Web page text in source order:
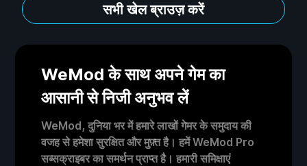
सभी खेल ब्राउज़ करें
WeMod के साथ अपने गेम का
आसानी से निजी अनुभव लें
WeMod, दुनिया भर में हमारे लाखों गेमर के समुदाय की
वजह से हमेशा सुरक्षित और मुफ़्त है। हमें WeMod Pro
सब्सक्राइबर का समर्थन प्राप्त है। हमारी समिक्षाएं